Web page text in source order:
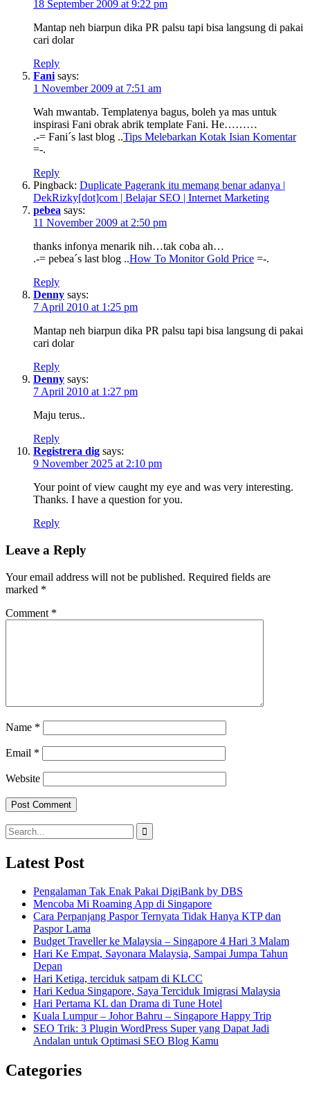
18 September 2009 at 9:22 pm
Mantap neh biarpun dika PR palsu tapi bisa langsung di pakai
cari dolar
Reply
Fani says:
1 November 2009 at 7:51 am
Wah mwantab. Templatenya bagus, boleh ya mas untuk
inspirasi Fani obrak abrik template Fani. He………
.-= Fani´s last blog ..Tips Melebarkan Kotak Isian Komentar
=-.
Reply
Pingback: Duplicate Pagerank itu memang benar adanya |
DekRizky[dot]com | Belajar SEO | Internet Marketing
pebea says:
11 November 2009 at 2:50 pm
thanks infonya menarik nih…tak coba ah…
.-= pebea´s last blog ..How To Monitor Gold Price =-.
Reply
Denny says:
7 April 2010 at 1:25 pm
Mantap neh biarpun dika PR palsu tapi bisa langsung di pakai
cari dolar
Reply
Denny says:
7 April 2010 at 1:27 pm
Maju terus..
Reply
Registrera dig says:
9 November 2025 at 2:10 pm
Your point of view caught my eye and was very interesting.
Thanks. I have a question for you.
Reply
Leave a Reply
Your email address will not be published. Required fields are
marked *
Comment *
Name *
Email *
Website
Search
for:
Latest Post
Pengalaman Tak Enak Pakai DigiBank by DBS
Mencoba Mi Roaming App di Singapore
Cara Perpanjang Paspor Ternyata Tidak Hanya KTP dan
Paspor Lama
Budget Traveller ke Malaysia – Singapore 4 Hari 3 Malam
Hari Ke Empat, Sayonara Malaysia, Sampai Jumpa Tahun
Depan
Hari Ketiga, terciduk satpam di KLCC
Hari Kedua Singapore, Saya Terciduk Imigrasi Malaysia
Hari Pertama KL dan Drama di Tune Hotel
Kuala Lumpur – Johor Bahru – Singapore Happy Trip
SEO Trik: 3 Plugin WordPress Super yang Dapat Jadi
Andalan untuk Optimasi SEO Blog Kamu
Categories